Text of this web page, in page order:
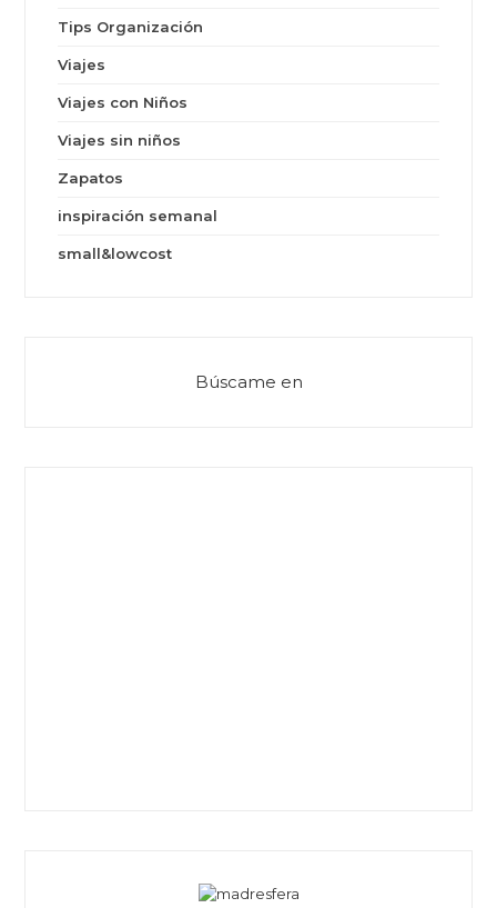
Tips Organización
Viajes
Viajes con Niños
Viajes sin niños
Zapatos
inspiración semanal
small&lowcost
Búscame en